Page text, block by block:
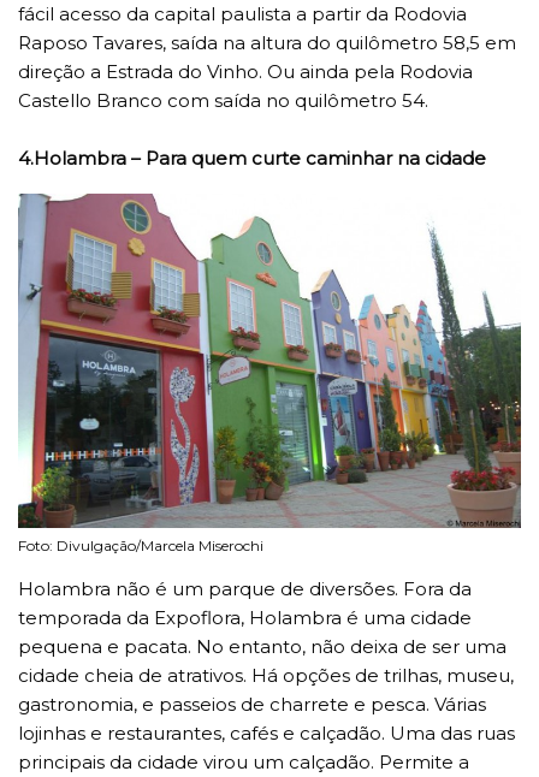
fácil acesso da capital paulista a partir da Rodovia
Raposo Tavares, saída na altura do quilômetro 58,5 em
direção a Estrada do Vinho. Ou ainda pela Rodovia
Castello Branco com saída no quilômetro 54.
4.Holambra – Para quem curte caminhar na cidade
Foto: Divulgação/Marcela Miserochi
Holambra não é um parque de diversões. Fora da
temporada da Expoflora, Holambra é uma cidade
pequena e pacata. No entanto, não deixa de ser uma
cidade cheia de atrativos. Há opções de trilhas, museu,
gastronomia, e passeios de charrete e pesca. Várias
lojinhas e restaurantes, cafés e calçadão. Uma das ruas
principais da cidade virou um calçadão. Permite a